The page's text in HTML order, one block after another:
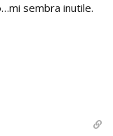
sembra inutile.